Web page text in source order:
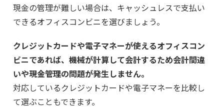
現金の管理が難しい場合は、キャッシュレスで支払い
できるオフィスコンビニを選びましょう。
クレジットカードや電子マネーが使えるオフィスコン
ビニであれば、機械が計算して会計するため会計間違
いや現金管理の問題が発生しません。
対応しているクレジットカードや電子マネーを比較し
て選ぶこともできます。